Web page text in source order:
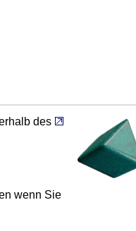
des
wenn Sie